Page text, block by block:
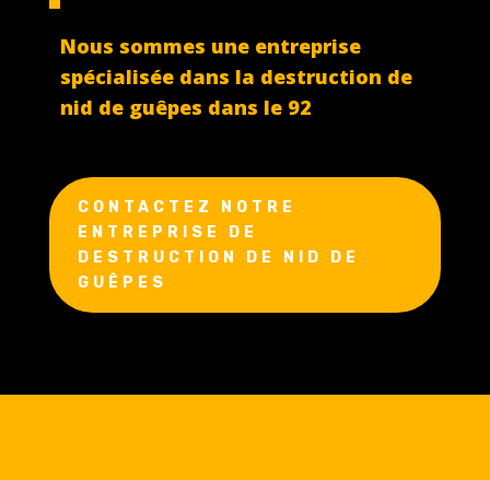
Nous sommes une entreprise
spécialisée dans la destruction de
nid de guêpes dans le 92
CONTACTEZ NOTRE
ENTREPRISE DE
DESTRUCTION DE NID DE
GUÊPES